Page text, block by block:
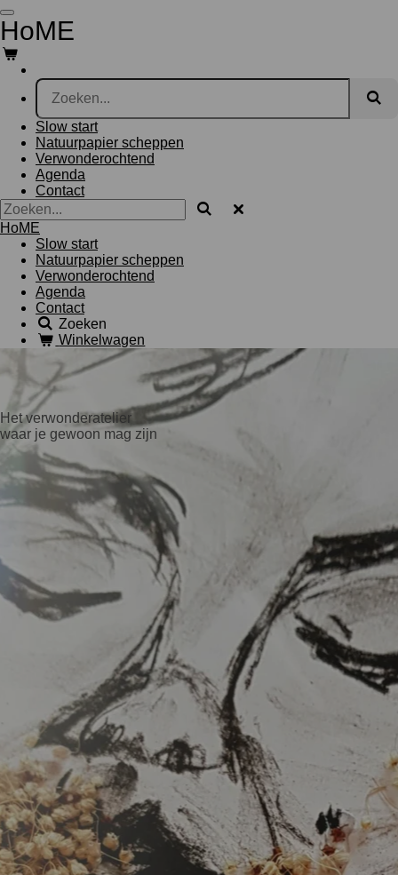
Ga
direct
naar
de
hoofdinhoud
HoME
Slow start
Natuurpapier scheppen
Verwonderochtend
Agenda
Contact
HoME
Slow start
Natuurpapier scheppen
Verwonderochtend
Agenda
Contact
Zoeken
Winkelwagen
Het verwonderatelier
waar je gewoon mag zijn